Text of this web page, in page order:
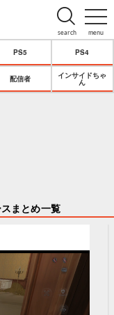
menu
search
PS5 PS4
配信者
インサイドちゃ
ん
まとめ一覧